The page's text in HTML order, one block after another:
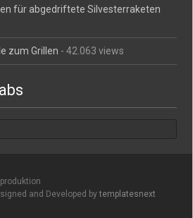
für abgedriftete Silvesterraketen
zum Grillen - 42.063 views
and Developed bytemplatesnext